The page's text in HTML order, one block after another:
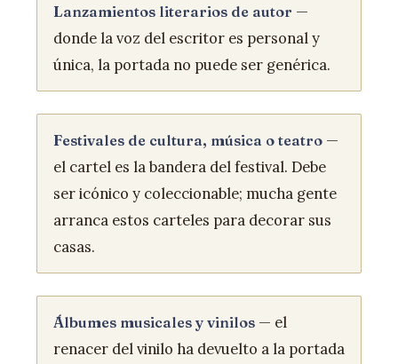
Lanzamientos literarios de autor —
donde la voz del escritor es personal y
única, la portada no puede ser genérica.
Festivales de cultura, música o teatro —
el cartel es la bandera del festival. Debe
ser icónico y coleccionable; mucha gente
arranca estos carteles para decorar sus
casas.
Álbumes musicales y vinilos — el
renacer del vinilo ha devuelto a la portada